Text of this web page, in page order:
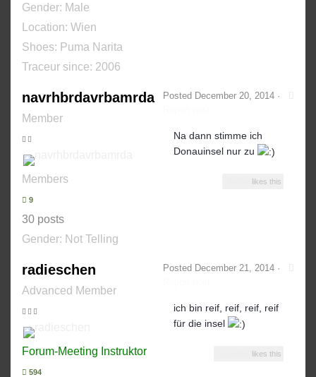
Gender: Male
Location: Wien
Shoes: Puma Narita
Traceur since: 2006
navrhbrdavrbamrda
Member
Members
9
30 posts
Gender: Not Telling
Posted December 20, 2014 ·
Na dann stimme ich
Donauinsel nur zu
likes this
radieschen
Advanced Member
Forum-Meeting Instruktor
594
Posted December 21, 2014 ·
ich bin reif, reif, reif, reif
für die insel
likes this